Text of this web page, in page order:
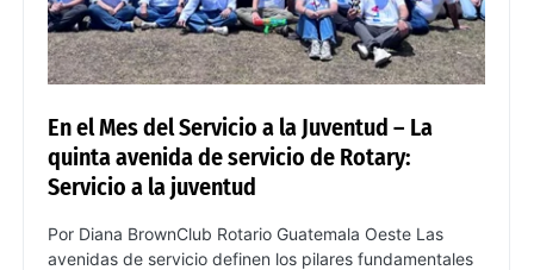
En el Mes del Servicio a la Juventud – La
quinta avenida de servicio de Rotary:
Servicio a la juventud
Por Diana BrownClub Rotario Guatemala Oeste Las
avenidas de servicio definen los pilares fundamentales